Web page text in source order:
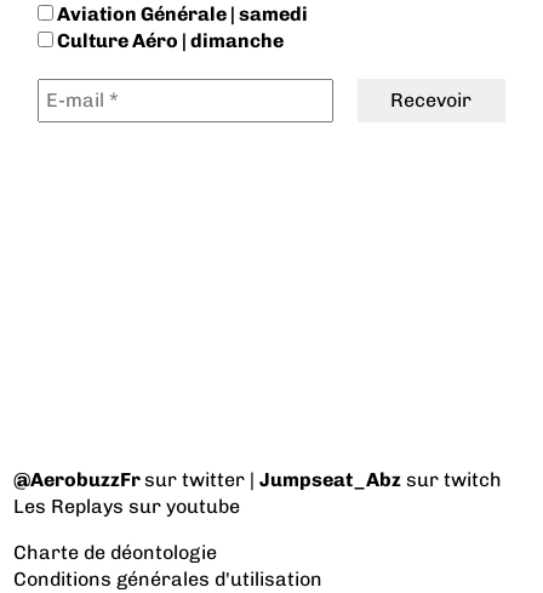
Aviation Générale | samedi
Culture Aéro | dimanche
@AerobuzzFrsur twitter |Jumpseat_Abz sur twitch
Les Replays sur youtube
Charte de déontologie
Conditions générales d'utilisation